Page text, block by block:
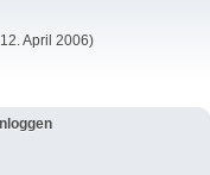
April 2006)